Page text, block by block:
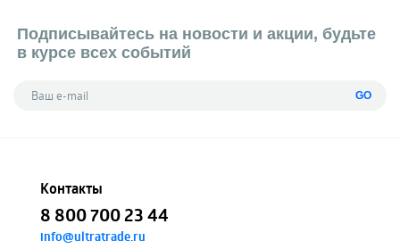
Подписывайтесь на новости и акции, будьте
в курсе всех событий
GO
Контакты
8 800 700 23 44
info@ultratrade.ru